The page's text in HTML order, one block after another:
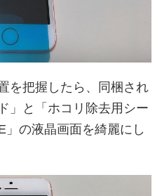
を把握したら、同梱され
」と「ホコリ除去用シー
」の液晶画面を綺麗にし